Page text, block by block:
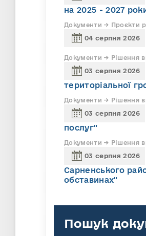
на 2025 - 2027
Документи → Проєкти
04 серпня 2026
Документи → Рішення
03 серпня 2026
територіальної
Документи → Рішення
03 серпня 2026
послуг"
Документи → Рішення
03 серпня 2026
Сарненського
обставинах"
Пошук